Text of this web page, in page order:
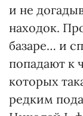
и не
находок.
базаре… и
попадают к
которых
редким